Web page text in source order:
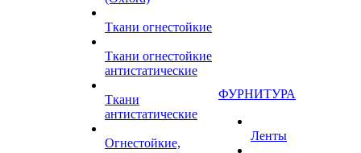
Ткани огнестойкие
Ткани огнестойкие
антистатические
Ткани
антистатические
Огнестойкие,
ФУРНИТУРА
Ленты